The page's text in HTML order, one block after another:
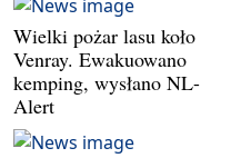
Wielki pożar lasu koło
Venray. Ewakuowano
kemping, wysłano NL-
Alert